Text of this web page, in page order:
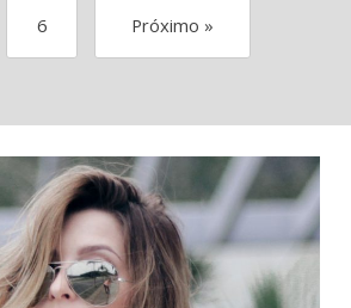
6 Próximo »